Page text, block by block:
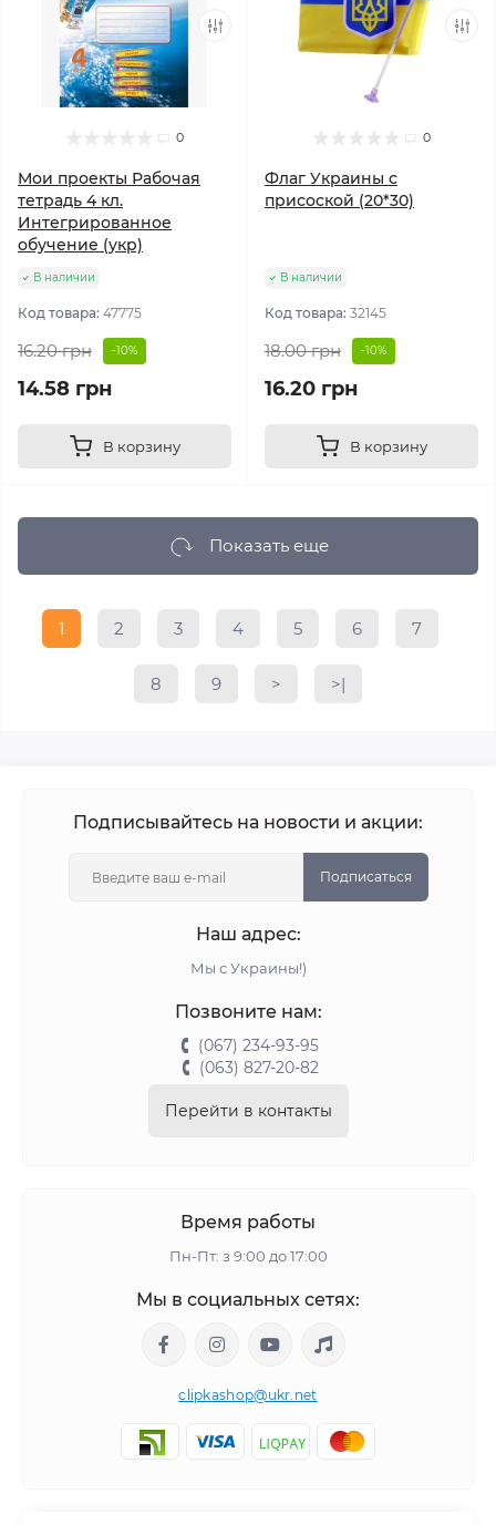
0
Мои проекты Рабочая
тетрадь 4 кл.
Интегрированное
обучение (укр)
В наличии
Код товара: 47775
16.20 грн -10%
14.58 грн
В корзину
0
Флаг Украины с
присоской (20*30)
В наличии
Код товара: 32145
18.00 грн -10%
16.20 грн
В корзину
Показать еще
1 2 3 4 5 6 7
8 9 > >|
Подписывайтесь на новости и акции:
Подписаться
Наш адрес:
Мы с Украины!)
Позвоните нам:
(067) 234-93-95
(063) 827-20-82
Перейти в контакты
Время работы
Пн-Пт: з 9:00 до 17:00
Мы в социальных сетях:
clipkashop@ukr.net